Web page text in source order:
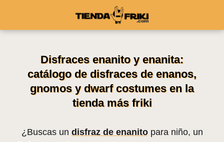
Disfraces enanito y enanita:
catálogo de disfraces de enanos,
gnomos y dwarf costumes en la
tienda más friki
¿Buscas un disfraz de enanitopara niño, un